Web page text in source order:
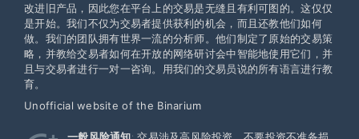
改进旧产品，因此您在平台上的交易是无缝且有利可图的。这仅仅
是开始。我们不仅为交易者提供获利的机会，而且还教他们如何
做。我们的团队拥有世界一流的分析师。他们制定了原始的交易策
略，并教给交易者如何在开放的网络研讨会中智能地使用它们，并
且与交易者进行一对一咨询。用我们的交易员说的所有语言进行教
育。
Unofficial website of the Binarium
一般风险通知: 交易涉及高风险投资。不要投资不准备损